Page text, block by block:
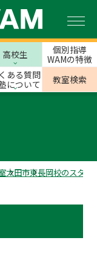
高校生
個別指導
WAMの特徴
ある質問
について
教室検索
太田市東長岡校のスタッ